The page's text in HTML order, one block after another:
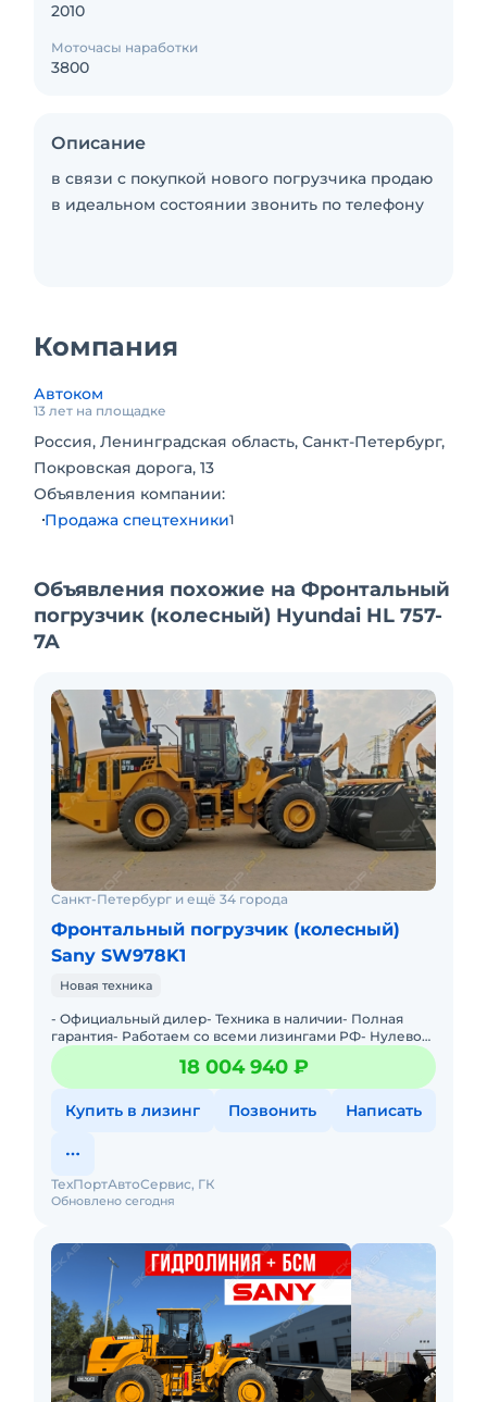
2010
Моточасы наработки
3800
Описание
в связи c покупкой нового погрузчика продаю
в идеальном состоянии звонить по телефону
Компания
Автоком
13 лет на площадке
Россия, Ленинградская область, Санкт-Петербург,
Покровская дорога, 13
Объявления компании:
Продажа спецтехники1
Объявления похожие на Фронтальный
погрузчик (колесный) Hyundai HL 757-
7A
Санкт-Петербург и ещё 34 города
Фронтальный погрузчик (колесный)
Sany SW978K1
Новая техника
- Официальный дилер- Техника в наличии- Пoлная
гарантия- Работаем со всеми лизингами РФ- Нулевой
аванс- Дoставка техники в любую тoчку Рoссии- Трейд
инМы предла
18 004 940 ₽
Купить в лизинг Позвонить Написать
Обновлено сегодня
ТехПортАвтоСервис, ГК